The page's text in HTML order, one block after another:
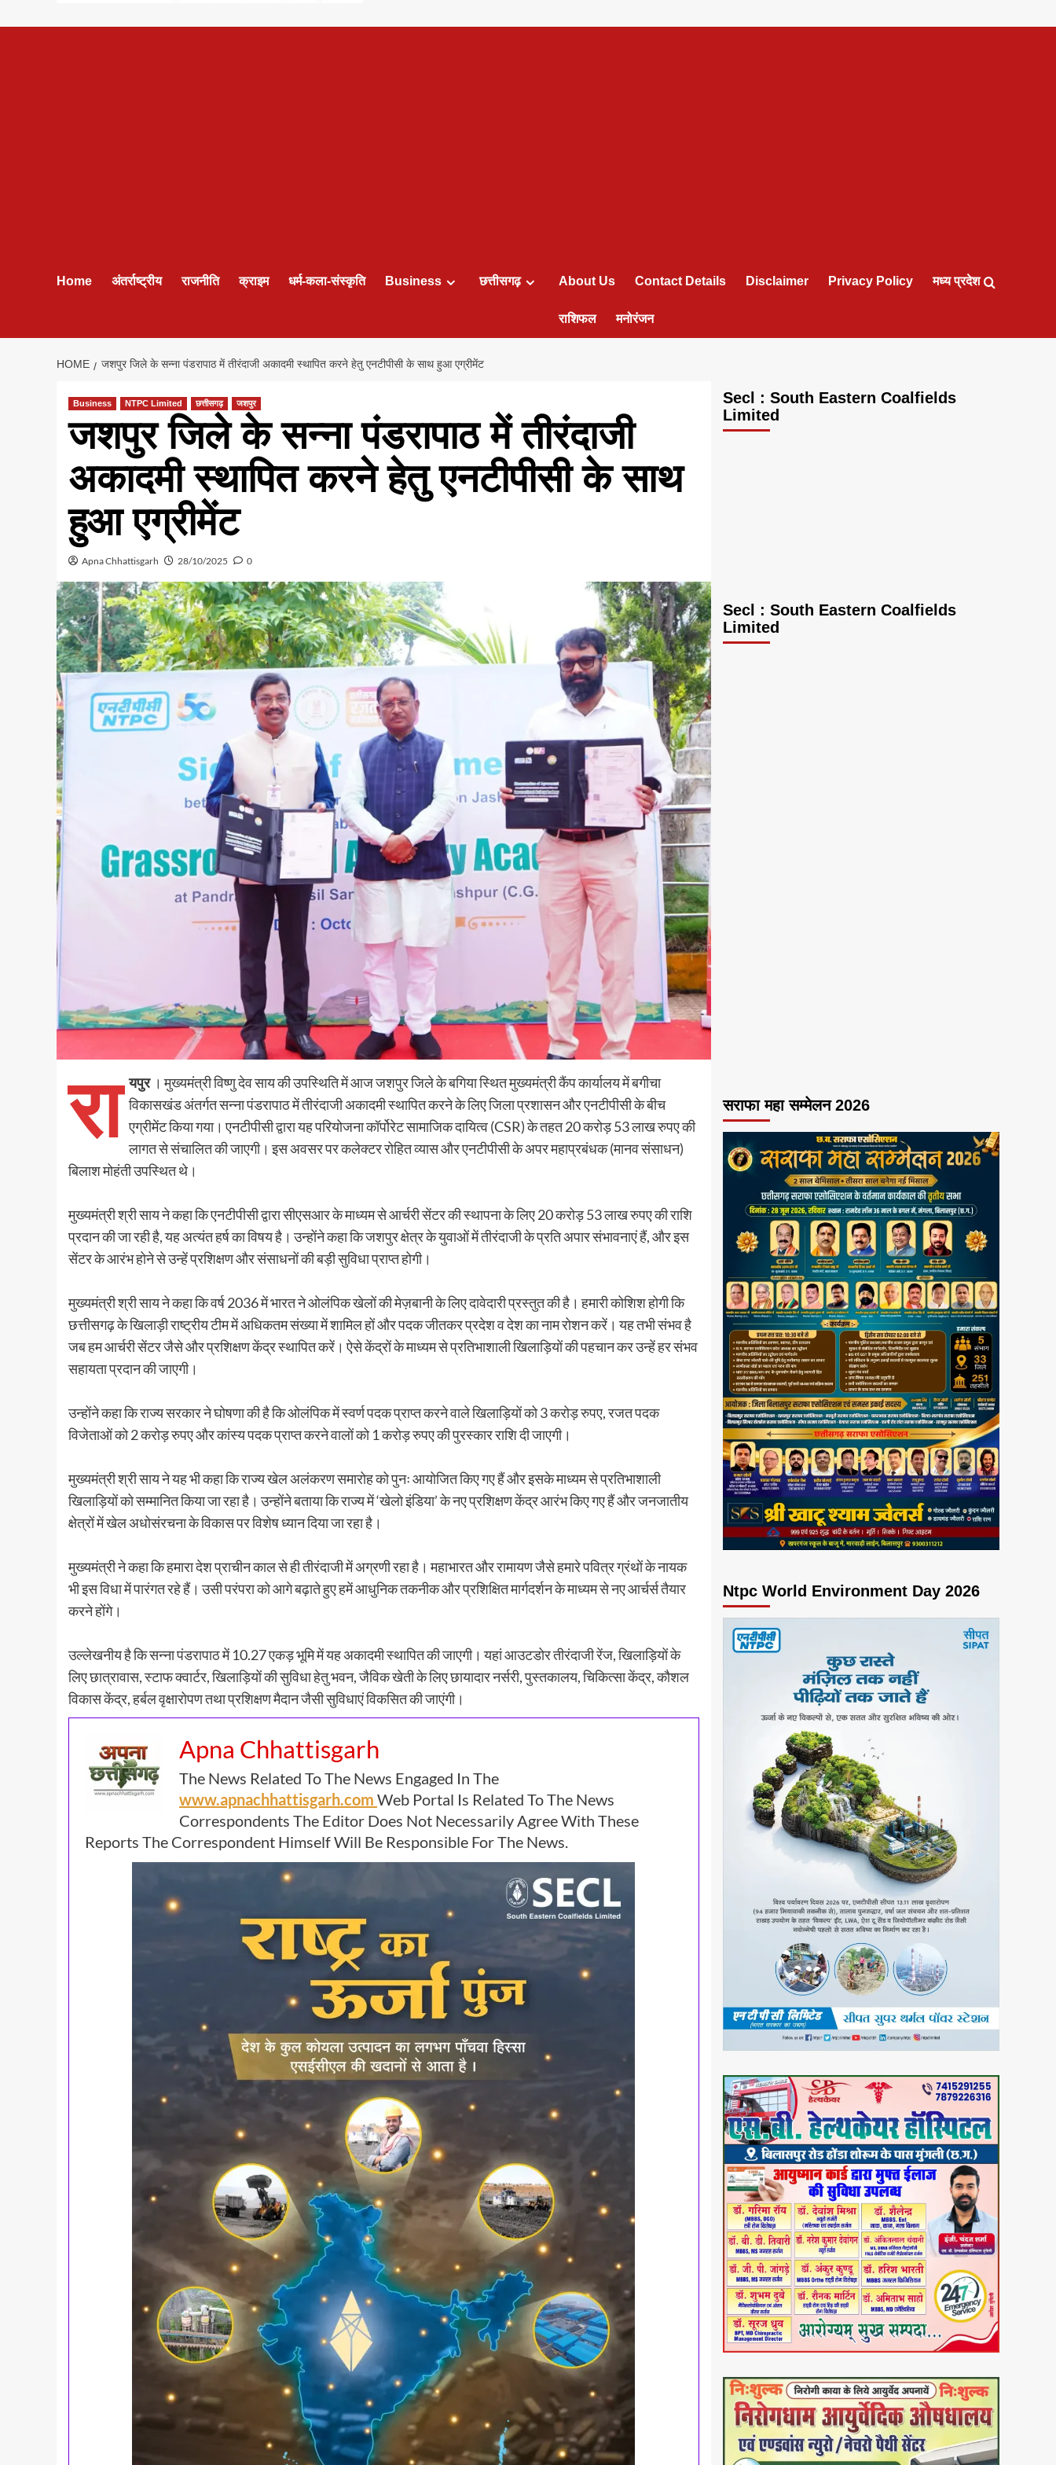
Home अंतर्राष्ट्रीय राजनीति क्राइम धर्म-कला-संस्कृति Business छत्तीसगढ़ About Us Contact Details Disclaimer Privacy Policy मध्य प्रदेश
राशिफल मनोरंजन
HOME जशपुर जिले के सन्ना पंडरापाठ में तीरंदाजी अकादमी स्थापित करने हेतु एनटीपीसी के साथ हुआ एग्रीमेंट
Business NTPC Limited छत्तीसगढ़ जशपुर
जशपुर जिले के सन्ना पंडरापाठ में तीरंदाजी
अकादमी स्थापित करने हेतु एनटीपीसी के साथ
हुआ एग्रीमेंट
Apna Chhattisgarh 28/10/2025 0
रा यपुर। मुख्यमंत्री विष्णु देव साय की उपस्थिति में आज जशपुर जिले के बगिया स्थित मुख्यमंत्री कैंप कार्यालय में बगीचा
विकासखंड अंतर्गत सन्ना पंडरापाठ में तीरंदाजी अकादमी स्थापित करने के लिए जिला प्रशासन और एनटीपीसी के बीच
एग्रीमेंट किया गया। एनटीपीसी द्वारा यह परियोजना कॉर्पोरेट सामाजिक दायित्व (CSR) के तहत 20 करोड़ 53 लाख रुपए की
लागत से संचालित की जाएगी। इस अवसर पर कलेक्टर रोहित व्यास और एनटीपीसी के अपर महाप्रबंधक (मानव संसाधन)
बिलाश मोहंती उपस्थित थे।
मुख्यमंत्री श्री साय ने कहा कि एनटीपीसी द्वारा सीएसआर के माध्यम से आर्चरी सेंटर की स्थापना के लिए 20 करोड़ 53 लाख रुपए की राशि
प्रदान की जा रही है, यह अत्यंत हर्ष का विषय है। उन्होंने कहा कि जशपुर क्षेत्र के युवाओं में तीरंदाजी के प्रति अपार संभावनाएं हैं, और इस
सेंटर के आरंभ होने से उन्हें प्रशिक्षण और संसाधनों की बड़ी सुविधा प्राप्त होगी।
मुख्यमंत्री श्री साय ने कहा कि वर्ष 2036 में भारत ने ओलंपिक खेलों की मेज़बानी के लिए दावेदारी प्रस्तुत की है। हमारी कोशिश होगी कि
छत्तीसगढ़ के खिलाड़ी राष्ट्रीय टीम में अधिकतम संख्या में शामिल हों और पदक जीतकर प्रदेश व देश का नाम रोशन करें। यह तभी संभव है
जब हम आर्चरी सेंटर जैसे और प्रशिक्षण केंद्र स्थापित करें। ऐसे केंद्रों के माध्यम से प्रतिभाशाली खिलाड़ियों की पहचान कर उन्हें हर संभव
सहायता प्रदान की जाएगी।
उन्होंने कहा कि राज्य सरकार ने घोषणा की है कि ओलंपिक में स्वर्ण पदक प्राप्त करने वाले खिलाड़ियों को 3 करोड़ रुपए, रजत पदक
विजेताओं को 2 करोड़ रुपए और कांस्य पदक प्राप्त करने वालों को 1 करोड़ रुपए की पुरस्कार राशि दी जाएगी।
मुख्यमंत्री श्री साय ने यह भी कहा कि राज्य खेल अलंकरण समारोह को पुनः आयोजित किए गए हैं और इसके माध्यम से प्रतिभाशाली
खिलाड़ियों को सम्मानित किया जा रहा है। उन्होंने बताया कि राज्य में ‘खेलो इंडिया’ के नए प्रशिक्षण केंद्र आरंभ किए गए हैं और जनजातीय
क्षेत्रों में खेल अधोसंरचना के विकास पर विशेष ध्यान दिया जा रहा है।
मुख्यमंत्री ने कहा कि हमारा देश प्राचीन काल से ही तीरंदाजी में अग्रणी रहा है। महाभारत और रामायण जैसे हमारे पवित्र ग्रंथों के नायक
भी इस विधा में पारंगत रहे हैं। उसी परंपरा को आगे बढ़ाते हुए हमें आधुनिक तकनीक और प्रशिक्षित मार्गदर्शन के माध्यम से नए आर्चर्स तैयार
करने होंगे।
उल्लेखनीय है कि सन्ना पंडरापाठ में 10.27 एकड़ भूमि में यह अकादमी स्थापित की जाएगी। यहां आउटडोर तीरंदाजी रेंज, खिलाड़ियों के
लिए छात्रावास, स्टाफ क्वार्टर, खिलाड़ियों की सुविधा हेतु भवन, जैविक खेती के लिए छायादार नर्सरी, पुस्तकालय, चिकित्सा केंद्र, कौशल
विकास केंद्र, हर्बल वृक्षारोपण तथा प्रशिक्षण मैदान जैसी सुविधाएं विकसित की जाएंगी।
Apna Chhattisgarh
The News Related To The News Engaged In The
www.apnachhattisgarh.com Web Portal Is Related To The News
Correspondents The Editor Does Not Necessarily Agree With These
Reports The Correspondent Himself Will Be Responsible For The News.
Secl : South Eastern Coalfields
Limited
Secl : South Eastern Coalfields
Limited
सराफा महा सम्मेलन 2026
Ntpc World Environment Day 2026